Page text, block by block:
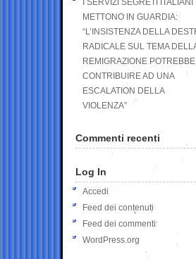
I SERVIZI SEGRETI ITALIANI
METTONO IN GUARDIA:
“L’INSISTENZA DELLA
RADICALE SUL TEMA
REMIGRAZIONE POTREBBE
CONTRIBUIRE AD UNA
ESCALATION DELLA
VIOLENZA”
Commenti recenti
Log In
Accedi
Feed dei contenuti
Feed dei commenti
WordPress.org